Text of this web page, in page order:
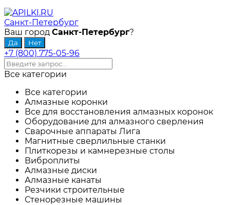
Санкт-Петербург
Ваш город Санкт-Петербург?
+7 (800) 775-05-96
Все категории
Все категории
Алмазные коронки
Все для восстановления алмазных коронок
Оборудование для алмазного сверления
Сварочные аппараты Лига
Магнитные сверлильные станки
Плиткорезы и камнерезные столы
Виброплиты
Алмазные диски
Алмазные канаты
Резчики строительные
Стенорезные машины